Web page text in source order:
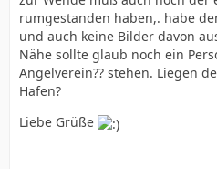
rumgestanden haben,. habe
und auch keine Bilder davon
Nähe sollte glaub noch ein
Angelverein?? stehen. Liegen
Hafen?
Liebe Grüße